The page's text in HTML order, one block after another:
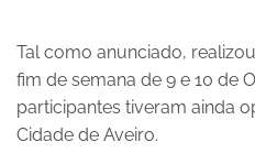
Tal como anunciado,
fim de semana de 9 e 10 de
participantes tiveram ainda
Cidade de Aveiro.